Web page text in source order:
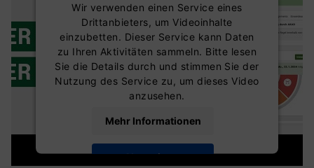
Wir verwenden einen Service eines
Drittanbieters, um Videoinhalte
einzubetten. Dieser Service kann Daten
zu Ihren Aktivitäten sammeln. Bitte lesen
Sie die Details durch und stimmen Sie der
Nutzung des Service zu, um dieses Video
anzusehen.
Mehr Informationen
Akzeptieren